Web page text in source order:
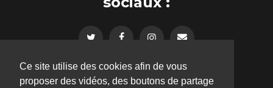
Ce site utilise des cookies afin de vous
proposer des vidéos, des boutons de partage